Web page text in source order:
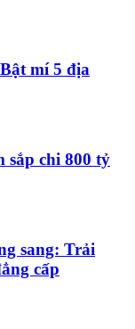
mí 5 địa
sắp chi 800 tỷ
sang: Trải
cấp